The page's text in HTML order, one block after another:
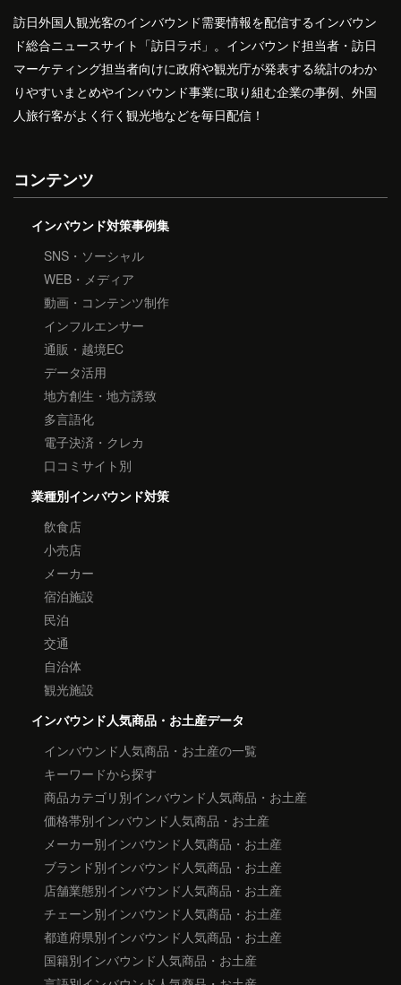
訪日外国人観光客のインバウンド需要情報を配信するインバウン
ド総合ニュースサイト「訪日ラボ」。インバウンド担当者・訪日
マーケティング担当者向けに政府や観光庁が発表する統計のわか
りやすいまとめやインバウンド事業に取り組む企業の事例、外国
人旅行客がよく行く観光地などを毎日配信！
コンテンツ
インバウンド対策事例集
SNS・ソーシャル
WEB・メディア
動画・コンテンツ制作
インフルエンサー
通販・越境EC
データ活用
地方創生・地方誘致
多言語化
電子決済・クレカ
口コミサイト別
業種別インバウンド対策
飲食店
小売店
メーカー
宿泊施設
民泊
交通
自治体
観光施設
インバウンド人気商品・お土産データ
インバウンド人気商品・お土産の一覧
キーワードから探す
商品カテゴリ別インバウンド人気商品・お土産
価格帯別インバウンド人気商品・お土産
メーカー別インバウンド人気商品・お土産
ブランド別インバウンド人気商品・お土産
店舗業態別インバウンド人気商品・お土産
チェーン別インバウンド人気商品・お土産
都道府県別インバウンド人気商品・お土産
国籍別インバウンド人気商品・お土産